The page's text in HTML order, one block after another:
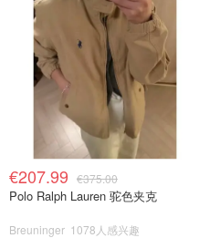
€207.99 €375.00
Polo Ralph Lauren 驼色夹克
Breuninger 1078人感兴趣